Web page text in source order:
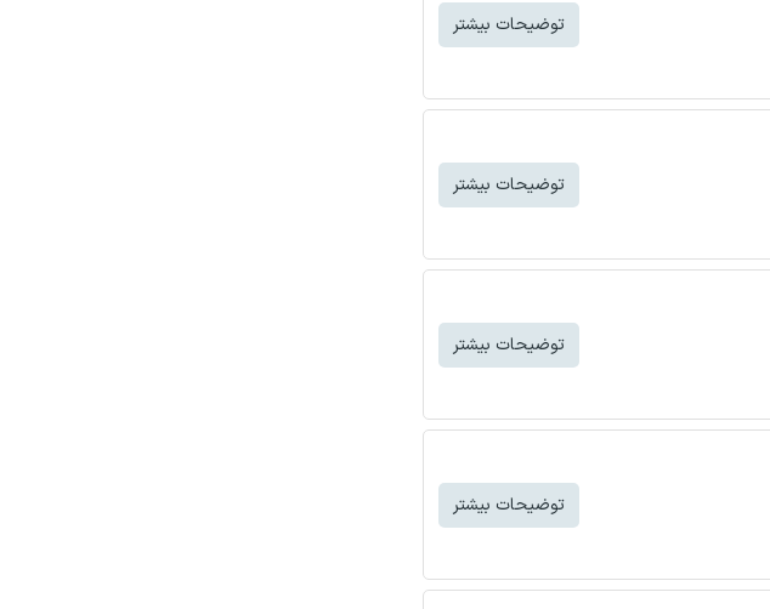
توضیحات بیشتر
توضیحات بیشتر
توضیحات بیشتر
توضیحات بیشتر